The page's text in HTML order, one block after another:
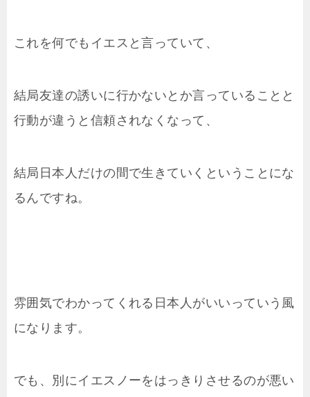
これを何でもイエスと言っていて、
結局友達の誘いに行かないとか言っていることと
行動が違うと信頼されなくなって、
結局日本人だけの間で生きていくということにな
るんですね。
雰囲気でわかってくれる日本人がいいっていう風
になります。
でも、別にイエスノーをはっきりさせるのが悪い